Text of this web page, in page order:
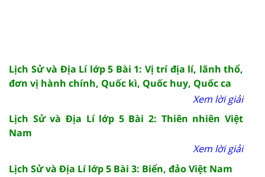
Lịch Sử và Địa Lí lớp 5 Bài 1: Vị trí địa lí, lãnh thổ,
đơn vị hành chính, Quốc kì, Quốc huy, Quốc ca
Xem lời giải
Lịch Sử và Địa Lí lớp 5 Bài 2: Thiên nhiên Việt
Nam
Xem lời giải
Lịch Sử và Địa Lí lớp 5 Bài 3: Biển, đảo Việt Nam